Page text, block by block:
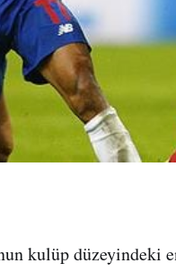
kulüp düzeyindeki